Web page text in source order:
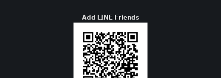
Add LINE Friends